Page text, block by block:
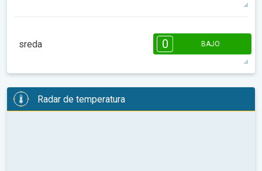
14:00 16:00 18:00
06:33 p.m. 53°
sreda 0 BAJO
08:00
0 h 07:29 a.m. 06:33 p.m. 56°
Radar de temperatura